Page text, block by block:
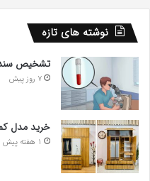
نوشته های تازه
تشخیص
7 روز پیش
خرید مدل
1 هفته پیش